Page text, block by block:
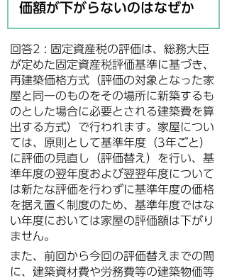
価額が下がらないのはなぜか
回答2 : 固定資産税の評価は、総務大臣
が定めた固定資産税評価基準に基づき、
再建築価格方式（評価の対象となった家
屋と同一のものをその場所に新築するも
のとした場合に必要とされる建築費を算
出する方式）で行われます。家屋につい
ては、原則として基準年度（3年ごと）
に評価の見直し（評価替え）を行い、基
準年度の翌年度および翌翌年度について
は新たな評価を行わずに基準年度の価格
を据え置く制度のため、基準年度ではな
い年度においては家屋の評価額は下がり
ません。
また、前回から今回の評価替えまでの間
に、建築資材費や労務費等の建築物価等